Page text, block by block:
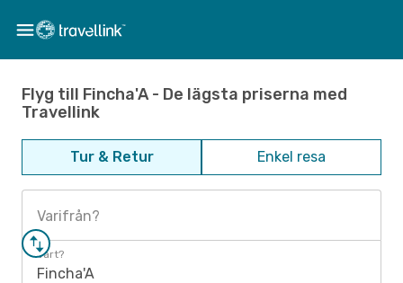
Flyg till Fincha'A - De lägsta priserna med
Travellink
Tur & Retur Enkel resa
Varifrån?
Vart?
Fincha'A